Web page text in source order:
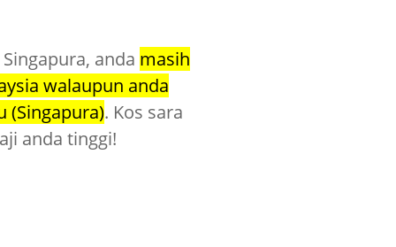
anda masih
walaupun anda
(Singapura). Kos sara
anda tinggi!